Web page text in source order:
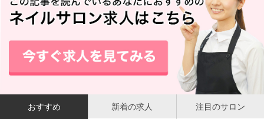
おすすめ 新着の求人 注目のサロン